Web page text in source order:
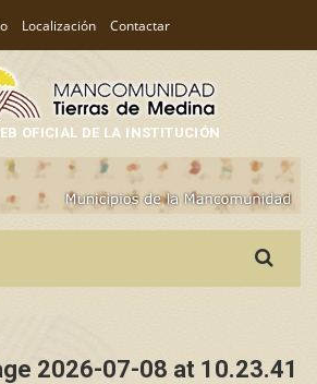
Localización Contactar
OFICIAL DE LA INSTITUCIÓN
for:
2026-07-08 at 10.23.41